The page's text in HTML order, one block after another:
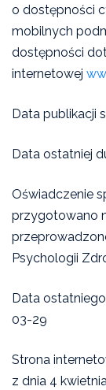
o dostępności
mobilnych
dostępności
internetowej
Data publikacji
Data ostatniej
Oświadczenie
przygotowano
Psychologii
Data
03-29
Strona
z dnia 4